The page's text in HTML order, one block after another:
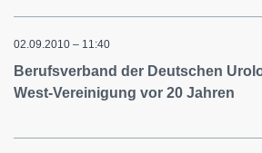
02.09.2010 – 11:40
Berufsverband der Deutschen
West-Vereinigung vor 20 Jahren